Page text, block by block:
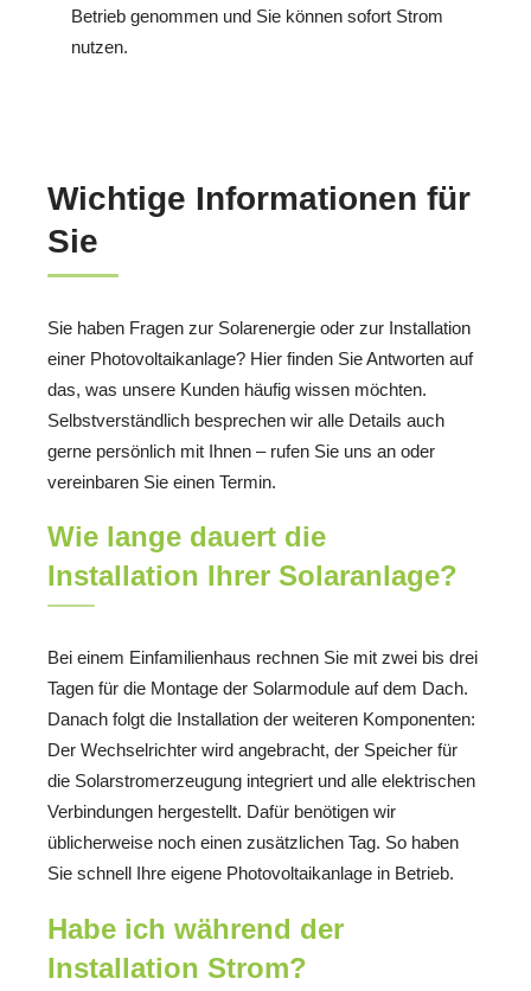
Betrieb genommen und Sie können sofort Strom
nutzen.
Wichtige Informationen für
Sie
Sie haben Fragen zur Solarenergie oder zur Installation
einer Photovoltaikanlage? Hier finden Sie Antworten auf
das, was unsere Kunden häufig wissen möchten.
Selbstverständlich besprechen wir alle Details auch
gerne persönlich mit Ihnen – rufen Sie uns an oder
vereinbaren Sie einen Termin.
Wie lange dauert die
Installation Ihrer Solaranlage?
Bei einem Einfamilienhaus rechnen Sie mit zwei bis drei
Tagen für die Montage der Solarmodule auf dem Dach.
Danach folgt die Installation der weiteren Komponenten:
Der Wechselrichter wird angebracht, der Speicher für
die Solarstromerzeugung integriert und alle elektrischen
Verbindungen hergestellt. Dafür benötigen wir
üblicherweise noch einen zusätzlichen Tag. So haben
Sie schnell Ihre eigene Photovoltaikanlage in Betrieb.
Habe ich während der
Installation Strom?